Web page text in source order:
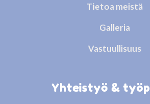
Tietoa meistä
Galleria
Vastuullisuus
Yhteistyö &